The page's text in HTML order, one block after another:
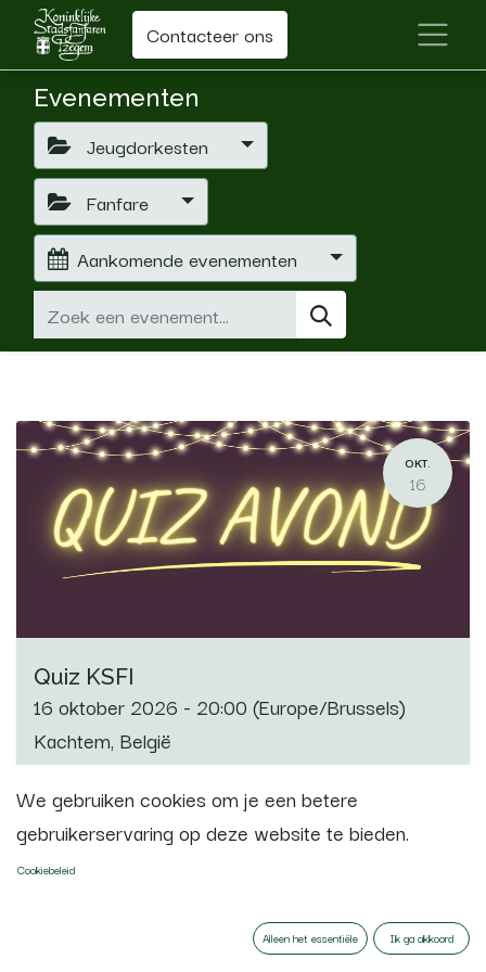
Contacteer ons
Evenementen
Jeugdorkesten
Fanfare
Aankomende evenementen
OKT.
16
Quiz KSFI
16 oktober 2026 - 20:00 (Europe/Brussels)
Kachtem, België
We gebruiken cookies om je een betere
gebruikerservaring op deze website te bieden.
Cookiebeleid
Alleen het essentiële Ik ga akkoord